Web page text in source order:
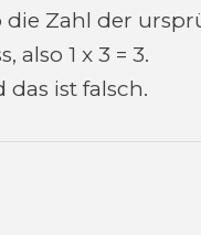
die Zahl der
1 x 3 = 3.
das ist falsch.